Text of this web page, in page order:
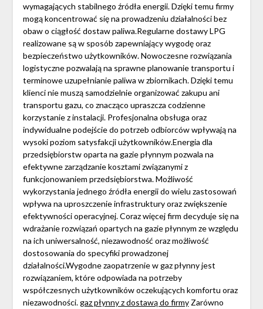
wymagających stabilnego źródła energii. Dzięki temu firmy
mogą koncentrować się na prowadzeniu działalności bez
obaw o ciągłość dostaw paliwa.Regularne dostawy LPG
realizowane są w sposób zapewniający wygodę oraz
bezpieczeństwo użytkowników. Nowoczesne rozwiązania
logistyczne pozwalają na sprawne planowanie transportu i
terminowe uzupełnianie paliwa w zbiornikach. Dzięki temu
klienci nie muszą samodzielnie organizować zakupu ani
transportu gazu, co znacząco upraszcza codzienne
korzystanie z instalacji. Profesjonalna obsługa oraz
indywidualne podejście do potrzeb odbiorców wpływają na
wysoki poziom satysfakcji użytkowników.Energia dla
przedsiębiorstw oparta na gazie płynnym pozwala na
efektywne zarządzanie kosztami związanymi z
funkcjonowaniem przedsiębiorstwa. Możliwość
wykorzystania jednego źródła energii do wielu zastosowań
wpływa na uproszczenie infrastruktury oraz zwiększenie
efektywności operacyjnej. Coraz więcej firm decyduje się na
wdrażanie rozwiązań opartych na gazie płynnym ze względu
na ich uniwersalność, niezawodność oraz możliwość
dostosowania do specyfiki prowadzonej
działalności.Wygodne zaopatrzenie w gaz płynny jest
rozwiązaniem, które odpowiada na potrzeby
współczesnych użytkowników oczekujących komfortu oraz
niezawodności.gaz płynny z dostawą do firmyZarówno